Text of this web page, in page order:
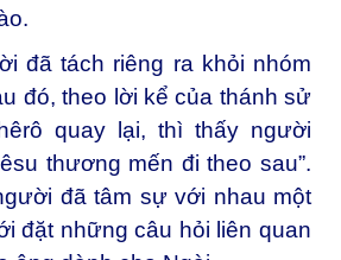
đã tách riêng ra khỏi nhóm
đó, theo lời kể của thánh sử
quay lại, thì thấy người
thương mến đi theo sau”.
đã tâm sự với nhau một
đặt những câu hỏi liên quan